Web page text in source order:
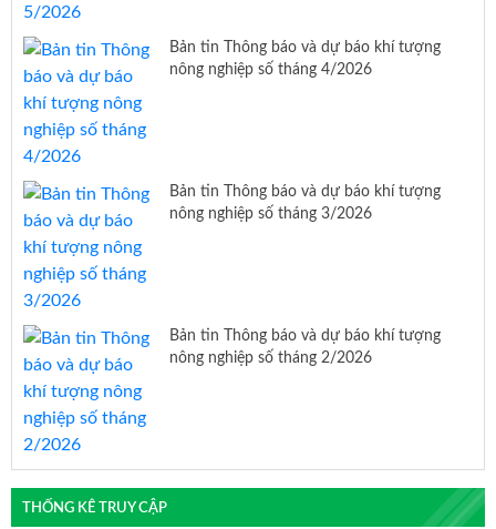
Bản tin Thông báo và dự báo khí tượng
nông nghiệp số tháng 4/2026
Bản tin Thông báo và dự báo khí tượng
nông nghiệp số tháng 3/2026
Bản tin Thông báo và dự báo khí tượng
nông nghiệp số tháng 2/2026
THỐNG KÊ TRUY CẬP